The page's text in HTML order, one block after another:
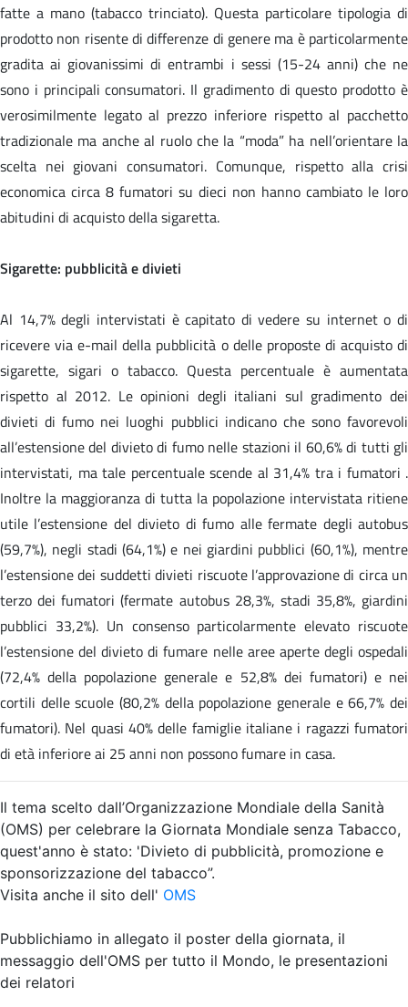
fatte a mano (tabacco trinciato). Questa particolare tipologia di
prodotto non risente di differenze di genere ma è particolarmente
gradita ai giovanissimi di entrambi i sessi (15-24 anni) che ne
sono i principali consumatori. Il gradimento di questo prodotto è
verosimilmente legato al prezzo inferiore rispetto al pacchetto
tradizionale ma anche al ruolo che la “moda” ha nell’orientare la
scelta nei giovani consumatori. Comunque, rispetto alla crisi
economica circa 8 fumatori su dieci non hanno cambiato le loro
abitudini di acquisto della sigaretta.
Sigarette: pubblicità e divieti
Al 14,7% degli intervistati è capitato di vedere su internet o di
ricevere via e-mail della pubblicità o delle proposte di acquisto di
sigarette, sigari o tabacco. Questa percentuale è aumentata
rispetto al 2012. Le opinioni degli italiani sul gradimento dei
divieti di fumo nei luoghi pubblici indicano che sono favorevoli
all’estensione del divieto di fumo nelle stazioni il 60,6% di tutti gli
intervistati, ma tale percentuale scende al 31,4% tra i fumatori .
Inoltre la maggioranza di tutta la popolazione intervistata ritiene
utile l’estensione del divieto di fumo alle fermate degli autobus
(59,7%), negli stadi (64,1%) e nei giardini pubblici (60,1%), mentre
l’estensione dei suddetti divieti riscuote l’approvazione di circa un
terzo dei fumatori (fermate autobus 28,3%, stadi 35,8%, giardini
pubblici 33,2%). Un consenso particolarmente elevato riscuote
l’estensione del divieto di fumare nelle aree aperte degli ospedali
(72,4% della popolazione generale e 52,8% dei fumatori) e nei
cortili delle scuole (80,2% della popolazione generale e 66,7% dei
fumatori). Nel quasi 40% delle famiglie italiane i ragazzi fumatori
di età inferiore ai 25 anni non possono fumare in casa.
Il tema scelto dall’Organizzazione Mondiale della Sanità
(OMS) per celebrare la Giornata Mondiale senza Tabacco,
quest'anno è stato: 'Divieto di pubblicità, promozione e
sponsorizzazione del tabacco”.
Visita anche il sito dell' OMS
Pubblichiamo in allegato il poster della giornata, il
messaggio dell'OMS per tutto il Mondo, le presentazioni
dei relatori